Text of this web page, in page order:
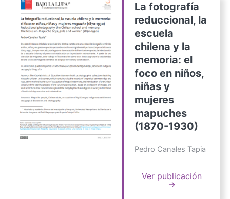
La fotografía
reduccional, la
escuela
chilena y la
memoria: el
foco en niños,
niñas y
mujeres
mapuches
(1870-1930)
Pedro Canales Tapia
Ver publicación
→